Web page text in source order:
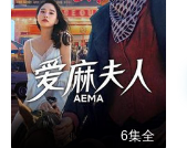
6集全